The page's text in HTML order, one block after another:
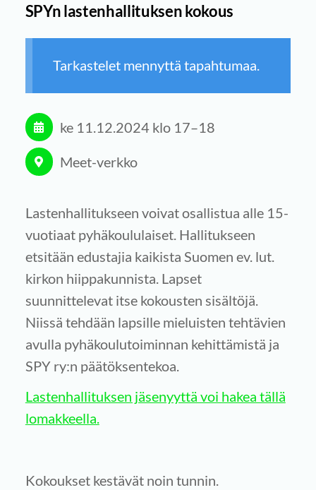
SPYn lastenhallituksen kokous
Tarkastelet mennyttä tapahtumaa.
ke 11.12.2024 klo 17–18
Meet-verkko
Lastenhallitukseen voivat osallistua alle 15-
vuotiaat pyhäkoululaiset. Hallitukseen
etsitään edustajia kaikista Suomen ev. lut.
kirkon hiippakunnista. Lapset
suunnittelevat itse kokousten sisältöjä.
Niissä tehdään lapsille mieluisten tehtävien
avulla pyhäkoulutoiminnan kehittämistä ja
SPY ry:n päätöksentekoa.
Lastenhallituksen jäsenyyttä voi hakea tällä
lomakkeella.
Kokoukset kestävät noin tunnin.